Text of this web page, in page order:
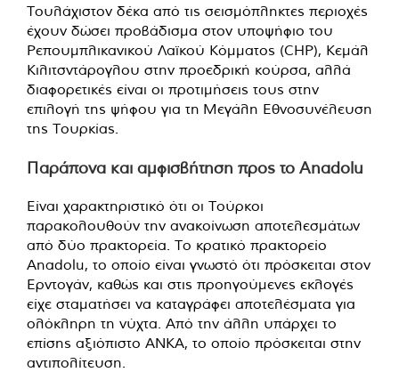
Τουλάχιστον δέκα από τις σεισμόπληκτες περιοχές
έχουν δώσει προβάδισμα στον υποψήφιο του
Ρεπουμπλικανικού Λαϊκού Κόμματος (CHP), Κεμάλ
Κιλιτσντάρογλου στην προεδρική κούρσα, αλλά
διαφορετικές είναι οι προτιμήσεις τους στην
επιλογή της ψήφου για τη Μεγάλη Εθνοσυνέλευση
της Τουρκίας.
Παράπονα και αμφισβήτηση προς το Anadolu
Είναι χαρακτηριστικό ότι οι Τούρκοι
παρακολουθούν την ανακοίνωση αποτελεσμάτων
από δύο πρακτορεία. Το κρατικό πρακτορείο
Anadolu, το οποίο είναι γνωστό ότι πρόσκειται στον
Ερντογάν, καθώς και στις προηγούμενες εκλογές
είχε σταματήσει να καταγράφει αποτελέσματα για
ολόκληρη τη νύχτα. Από την άλλη υπάρχει το
επίσης αξιόπιστο ΑΝΚΑ, το οποίο πρόσκειται στην
αντιπολίτευση.